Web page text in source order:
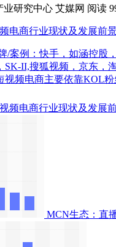
业研究中心 艾媒网 阅读
电商行业现状及发展前
/案例：快手，如涵控股
SK-II,搜狐视频，京东，
视频电商主要依靠KOL粉
MCN生态：直